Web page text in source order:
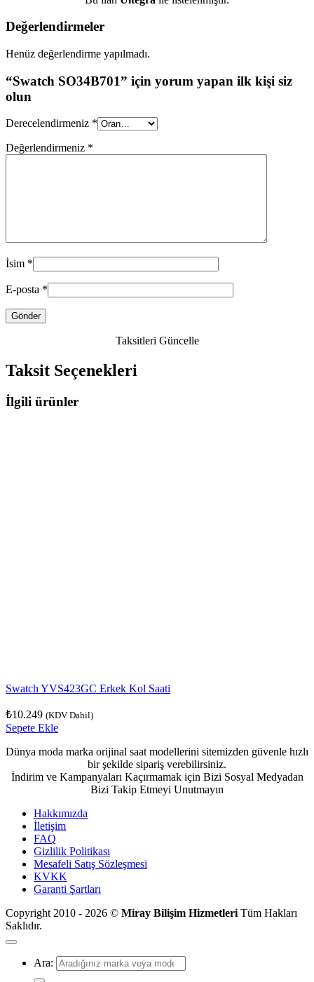
Değerlendirmeler
Henüz değerlendirme yapılmadı.
“Swatch SO34B701” için yorum yapan ilk kişi siz
olun
Derecelendirmeniz *
Değerlendirmeniz *
İsim *
E-posta *
Taksitleri Güncelle
Taksit Seçenekleri
İlgili ürünler
Swatch YVS423GC Erkek Kol Saati
₺10.249 (KDV Dahil)
Sepete Ekle
Dünya moda marka orijinal saat modellerini sitemizden güvenle hızlı
bir şekilde sipariş verebilirsiniz.
İndirim ve Kampanyaları Kaçırmamak için Bizi Sosyal Medyadan
Bizi Takip Etmeyi Unutmayın
Hakkımızda
İletişim
FAQ
Gizlilik Politikası
Mesafeli Satış Sözleşmesi
KVKK
Garanti Şartları
Copyright 2010 - 2026 © Miray Bilişim Hizmetleri Tüm Hakları
Saklıdır.
Ara: